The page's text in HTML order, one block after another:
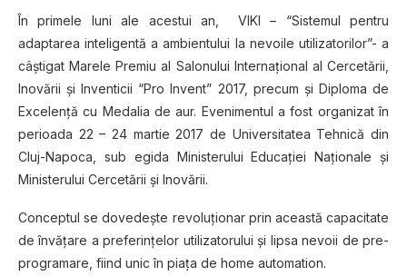
În primele luni ale acestui an, VIKI – “Sistemul pentru
adaptarea inteligentă a ambientului la nevoile utilizatorilor”- a
câştigat Marele Premiu al Salonului Internaţional al Cercetării,
Inovării şi Inventicii “Pro Invent” 2017, precum şi Diploma de
Excelenţă cu Medalia de aur. Evenimentul a fost organizat în
perioada 22 – 24 martie 2017 de Universitatea Tehnică din
Cluj-Napoca, sub egida Ministerului Educaţiei Naţionale şi
Ministerului Cercetării şi Inovării.
Conceptul se dovedește revoluționar prin această capacitate
de învăţare a preferinţelor utilizatorului şi lipsa nevoii de pre-
programare, fiind unic în piaţa de home automation.